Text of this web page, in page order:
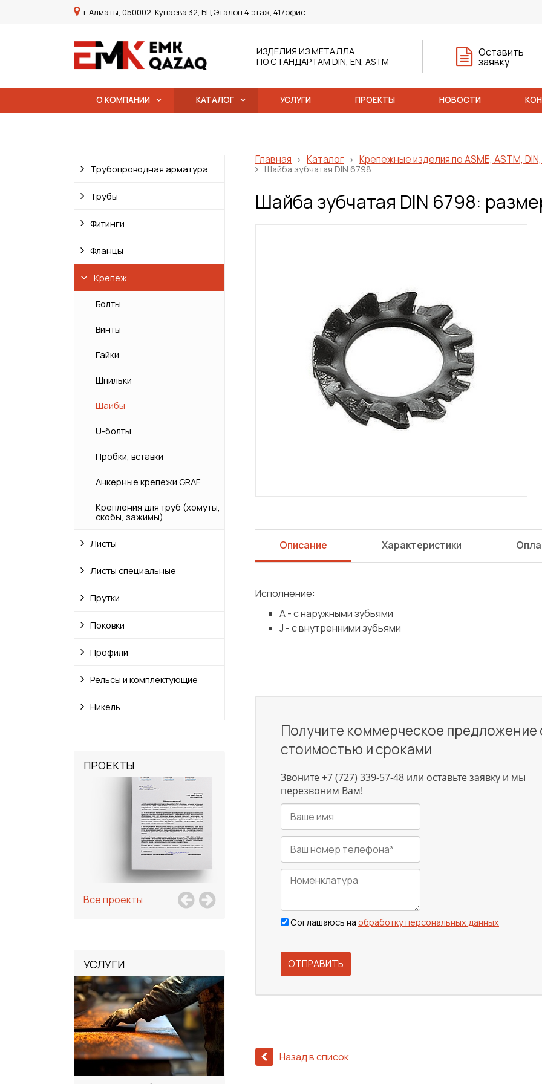
г.Алматы, 050002, Кунаева 32, БЦ Эталон 4 этаж, 417офис
Оставить
заявку
ИЗДЕЛИЯ ИЗ МЕТАЛЛА
ПО СТАНДАРТАМ DIN, EN, ASTM
О КОМПАНИИ КАТАЛОГ УСЛУГИ ПРОЕКТЫ НОВОСТИ
Трубопроводная арматура
Трубы
Фитинги
Фланцы
Крепеж
Болты
Винты
Гайки
Шпильки
Шайбы
U-болты
Пробки, вставки
Анкерные крепежи GRAF
Крепления для труб (хомуты,
скобы, зажимы)
Листы
Листы специальные
Прутки
Поковки
Профили
Рельсы и комплектующие
Никель
ПРОЕКТЫ
Все проекты
УСЛУГИ
Главная Каталог Крепежные изделия по ASME, ASTM, DIN,
Шайба зубчатая DIN 6798
Шайба зубчатая DIN 6798:
Описание Характеристики
Исполнение:
A - с наружными зубьями
J - с внутренними зубьями
Получите коммерческое предложение
стоимостью и сроками
Звоните +7 (727) 339-57-48 или оставьте заявку и мы
перезвоним Вам!
Соглашаюсь на обработку персональных данных
ОТПРАВИТЬ
Назад в список